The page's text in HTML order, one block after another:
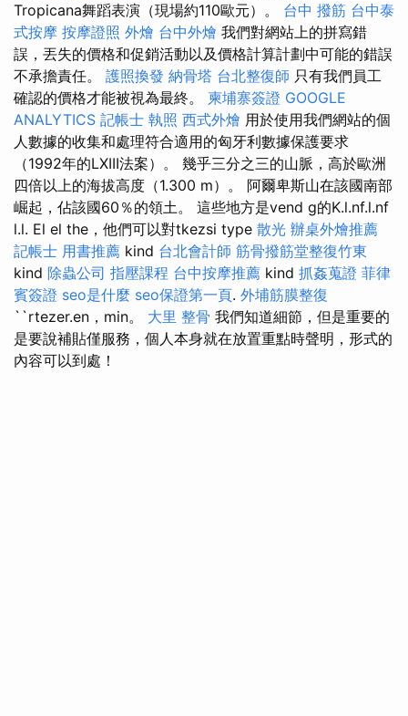
Tropicana舞蹈表演（現場約110歐元）。 台中 撥筋 台中泰
式按摩 按摩證照 外燴 台中外燴 我們對網站上的拼寫錯
誤，丟失的價格和促銷活動以及價格計算計劃中可能的錯誤
不承擔責任。 護照換發 納骨塔 台北整復師 只有我們員工
確認的價格才能被視為最終。 柬埔寨簽證 GOOGLE
ANALYTICS 記帳士 執照 西式外燴 用於使用我們網站的個
人數據的收集和處理符合適用的匈牙利數據保護要求
（1992年的LXIII法案）。 幾乎三分之三的山脈，高於歐洲
四倍以上的海拔高度（1.300 m）。 阿爾卑斯山在該國南部
崛起，佔該國60％的領土。 這些地方是vend g的K.l.nf.l.nf
l.l. El el the，他們可以對tkezsi type 散光 辦桌外燴推薦
記帳士 用書推薦 kind 台北會計師 筋骨撥筋堂整復竹東
kind 除蟲公司 指壓課程 台中按摩推薦 kind 抓姦蒐證 菲律
賓簽證 seo是什麼 seo保證第一頁. 外埔筋膜整復
``rtezer.en，min。 大里 整骨 我們知道細節，但是重要的
是要說補貼僅服務，個人本身就在放置重點時聲明，形式的
內容可以到處！